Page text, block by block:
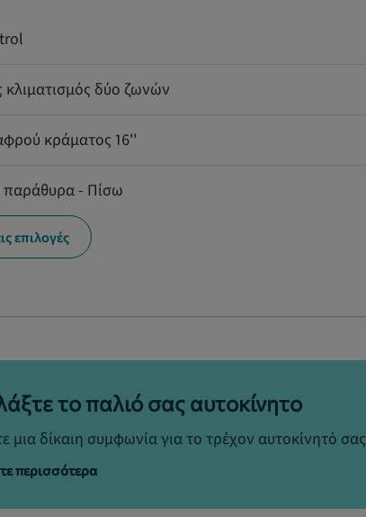
κλιματισμός δύο ζωνών
κράματος 16''
παράθυρα - Πίσω
επιλογές
το παλιό σας αυτοκίνητο
μια δίκαιη συμφωνία για το τρέχον αυτοκίνητό σας
περισσότερα